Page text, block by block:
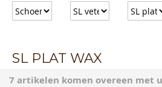
door
naar
SL PLAT WAX
7 artikelen komen overeen met